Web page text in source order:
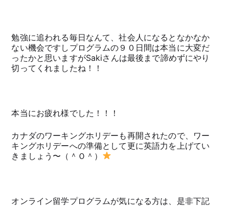
勉強に追われる毎日なんて、社会人になるとなかなか
ない機会ですしプログラムの９０日間は本当に大変だ
ったかと思いますがSakiさんは最後まで諦めずにやり
切ってくれましたね！！
本当にお疲れ様でした！！！
カナダのワーキングホリデーも再開されたので、ワー
キングホリデーへの準備として更に英語力を上げてい
きましょう〜（＾Ｏ＾）
オンライン留学プログラムが気になる方は、是非下記